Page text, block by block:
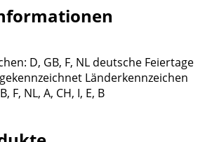
D, GB, F, NL deutsche Feiertage
Länderkennzeichen
F, NL, A, CH, I, E, B